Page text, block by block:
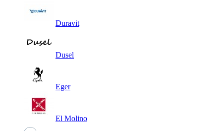
Duravit
Dusel
Eger
El Molino